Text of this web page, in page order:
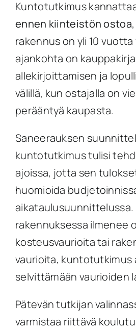
Kuntotutkimus
ennen kiinteistön ostoa
rakennus on yli 10 vuotta
ajankohta on
allekirjoittamisen ja
välillä, kun ostajalla on
perääntyä kaupasta.
Saneerauksen
kuntotutkimus tulisi
ajoissa, jotta sen
huomioida
aikataulusuunnittelussa.
rakennuksessa ilmenee
kosteusvaurioita tai
vaurioita, kuntotutkimus
selvittämään vaurioiden
Pätevän tutkijan
varmistaa riittävä